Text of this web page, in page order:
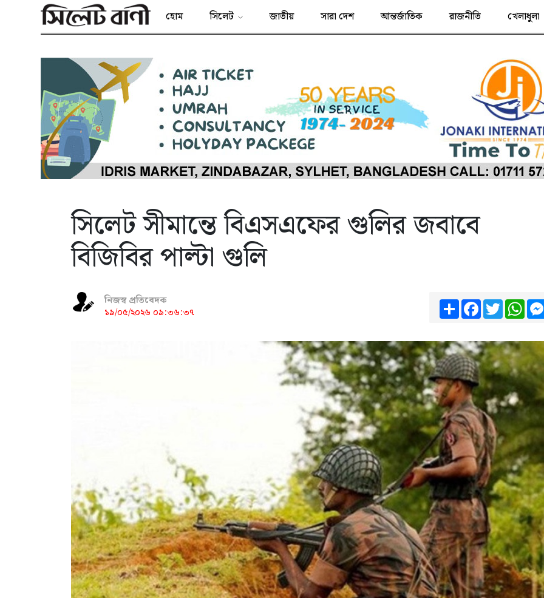
হোম সিলেট জাতীয় সারা দেশ আন্তর্জাতিক রাজনীতি খেলাধুলা
সিলেট সীমান্তে বিএসএফের গুলির জবাবে
বিজিবির পাল্টা গুলি
নিজস্ব প্রতিবেদক
১৯/০৫/২০২৬ ০৯:৩৬:৩৭
ShareFacebook
Twitter